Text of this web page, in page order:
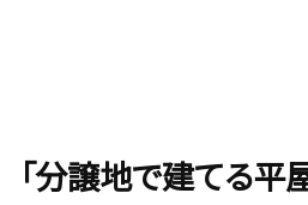
「分譲地で建てる平